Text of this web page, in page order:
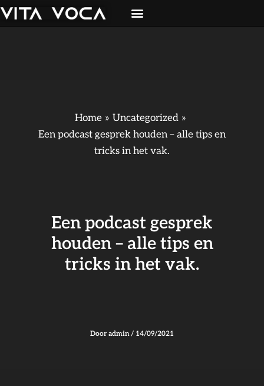
Ga
naar
Home
Uncategorized
Een podcast gesprek houden – alle tips en
tricks in het vak.
Een podcast gesprek
houden – alle tips en
tricks in het vak.
Door admin/ 14/09/2021